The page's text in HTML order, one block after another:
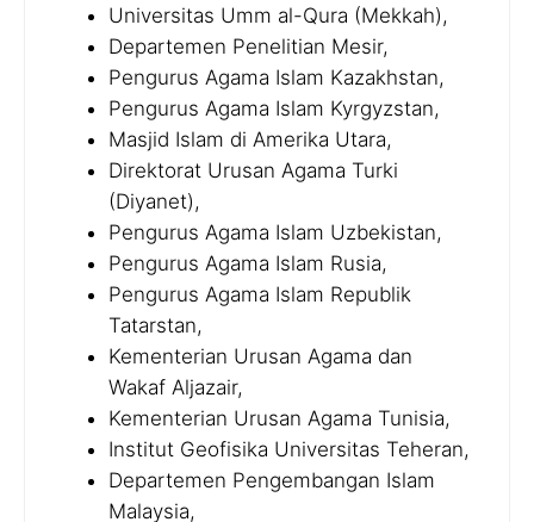
Universitas Umm al-Qura (Mekkah),
Departemen Penelitian Mesir,
Pengurus Agama Islam Kazakhstan,
Pengurus Agama Islam Kyrgyzstan,
Masjid Islam di Amerika Utara,
Direktorat Urusan Agama Turki
(Diyanet),
Pengurus Agama Islam Uzbekistan,
Pengurus Agama Islam Rusia,
Pengurus Agama Islam Republik
Tatarstan,
Kementerian Urusan Agama dan
Wakaf Aljazair,
Kementerian Urusan Agama Tunisia,
Institut Geofisika Universitas Teheran,
Departemen Pengembangan Islam
Malaysia,